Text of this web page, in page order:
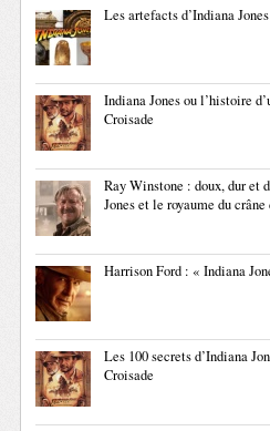
Les artefacts d’Indiana
Indiana Jones ou l’histoire
Croisade
Ray Winstone : doux, dur et
Jones et le royaume du
Harrison Ford : « Indiana
Les 100 secrets d’Indiana
Croisade